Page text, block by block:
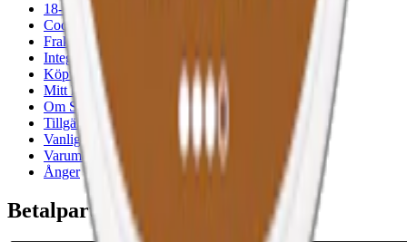
18-årsgräns
Cookiepolicy
Frakt- och leveransvillkor
Integritetspolicy
Köpvillkor
Mitt konto
Om Snuset.se
Tillgänglighetsredogörelse
Vanliga frågor
Varumärken
Ånger
Betalpartner